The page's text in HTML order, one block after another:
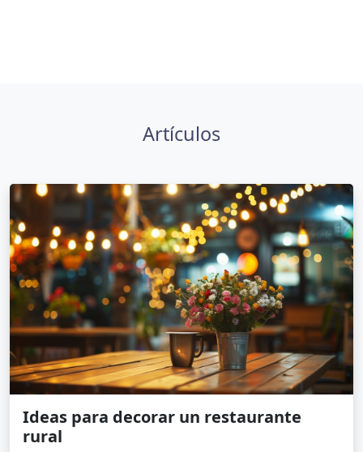
Artículos
Ideas para decorar un restaurante
rural